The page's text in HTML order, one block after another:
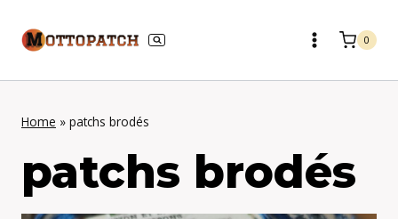
0
Home » patchs brodés
patchs brodés